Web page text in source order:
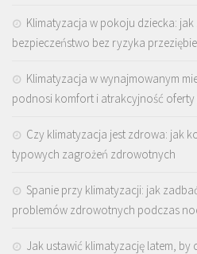
Klimatyzacja w pokoju dziecka:
bezpieczeństwo bez ryzyka
Klimatyzacja w wynajmowanym
podnosi komfort i atrakcyjność oferty
Czy klimatyzacja jest zdrowa: jak
typowych zagrożeń zdrowotnych
Spanie przy klimatyzacji: jak
problemów zdrowotnych podczas
Jak ustawić klimatyzację latem, by